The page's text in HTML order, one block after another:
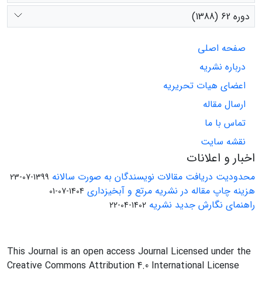
دوره 62 (1388)
صفحه اصلی
درباره نشریه
اعضای هیات تحریریه
ارسال مقاله
تماس با ما
نقشه سایت
اخبار و اعلانات
محدودیت دریافت مقالات نویسندگان به صورت سالانه 1399-07-23
هزینه چاپ مقاله در نشریه مرتع و آبخیزداری 1404-07-01
راهنمای نگارش جدید نشریه 1402-04-22
This Journal is an open access Journal Licensed under the
Creative Commons Attribution 4.0 International License